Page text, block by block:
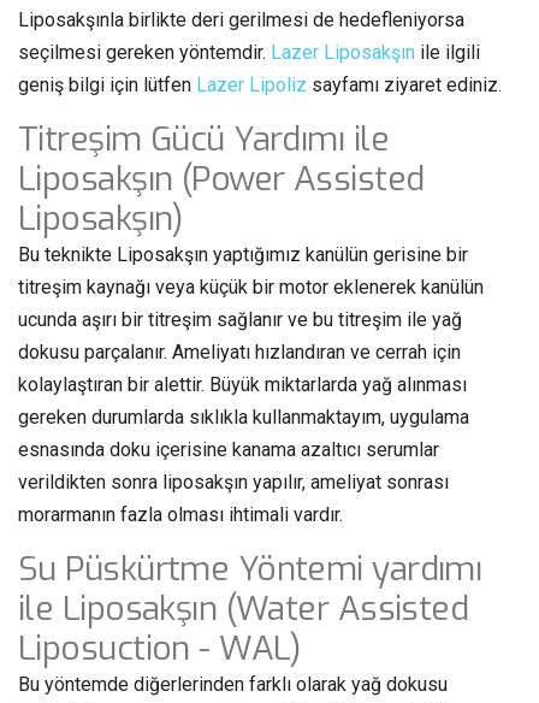
Liposakşınla birlikte deri gerilmesi de hedefleniyorsa
seçilmesi gereken yöntemdir. Lazer Liposakşın ile ilgili
geniş bilgi için lütfen Lazer Lipoliz sayfamı ziyaret ediniz.
Titreşim Gücü Yardımı ile
Liposakşın (Power Assisted
Liposakşın)
Bu teknikte Liposakşın yaptığımız kanülün gerisine bir
titreşim kaynağı veya küçük bir motor eklenerek kanülün
ucunda aşırı bir titreşim sağlanır ve bu titreşim ile yağ
dokusu parçalanır. Ameliyatı hızlandıran ve cerrah için
kolaylaştıran bir alettir. Büyük miktarlarda yağ alınması
gereken durumlarda sıklıkla kullanmaktayım, uygulama
esnasında doku içerisine kanama azaltıcı serumlar
verildikten sonra liposakşın yapılır, ameliyat sonrası
morarmanın fazla olması ihtimali vardır.
Su Püskürtme Yöntemi yardımı
ile Liposakşın (Water Assisted
Liposuction - WAL)
Bu yöntemde diğerlerinden farklı olarak yağ dokusu